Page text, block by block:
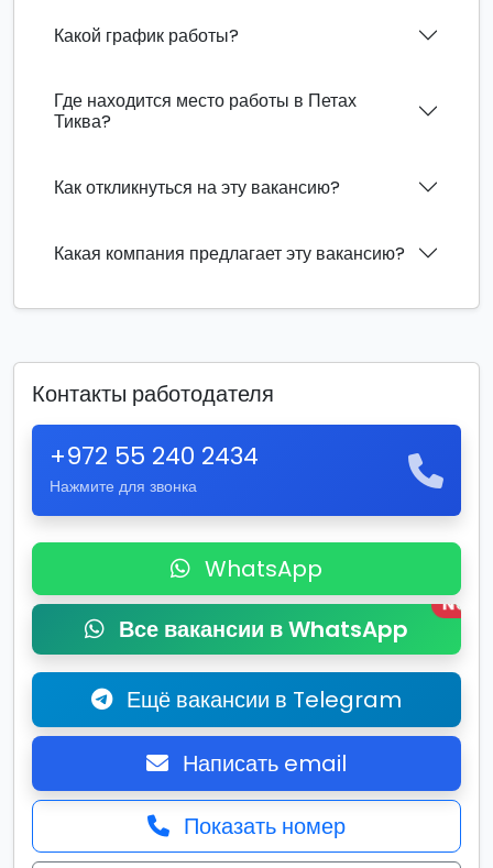
Какой график работы?
Где находится место работы в Петах
Тиква?
Как откликнуться на эту вакансию?
Какая компания предлагает эту вакансию?
Контакты работодателя
+972 55 240 2434
Нажмите для звонка
WhatsApp
Все вакансии в WhatsApp
New
Ещё вакансии в Telegram
Написать email
Показать номер